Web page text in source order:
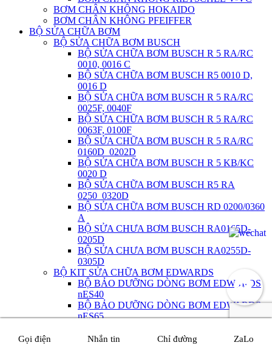
BƠM CHÂN KHÔNG HOKAIDO
BƠM CHÂN KHÔNG PFEIFFER
BỘ SỬA CHỮA BƠM
BỘ SỬA CHỮA BƠM BUSCH
BỘ SỬA CHỮA BƠM BUSCH R 5 RA/RC
0010, 0016 C
BỘ SỬA CHỮA BƠM BUSCH R5 0010 D,
0016 D
BỘ SỬA CHỮA BƠM BUSCH R 5 RA/RC
0025F, 0040F
BỘ SỬA CHỮA BƠM BUSCH R 5 RA/RC
0063F, 0100F
BỘ SỬA CHỮA BƠM BUSCH R 5 RA/RC
0160D_0202D
BỘ SỬA CHỮA BƠM BUSCH R 5 KB/KC
0020 D
BỘ SỬA CHỮA BƠM BUSCH R5 RA
0250_0320D
BỘ SỬA CHỮA BƠM BUSCH RD 0200/0360
A
BỘ SỬA CHƯA BƠM BUSCH RA0165D-
0205D
BỘ SỬA CHƯA BƠM BUSCH RA0255D-
0305D
BỘ KIT SỬA CHỮA BƠM EDWARDS
BỘ BẢO DƯỠNG DÒNG BƠM EDWARDS
nES40
BỘ BẢO DƯỠNG DÒNG BƠM EDWARDS
nES65
nES100
Gọi điện Nhắn tin Chỉ đường ZaLo